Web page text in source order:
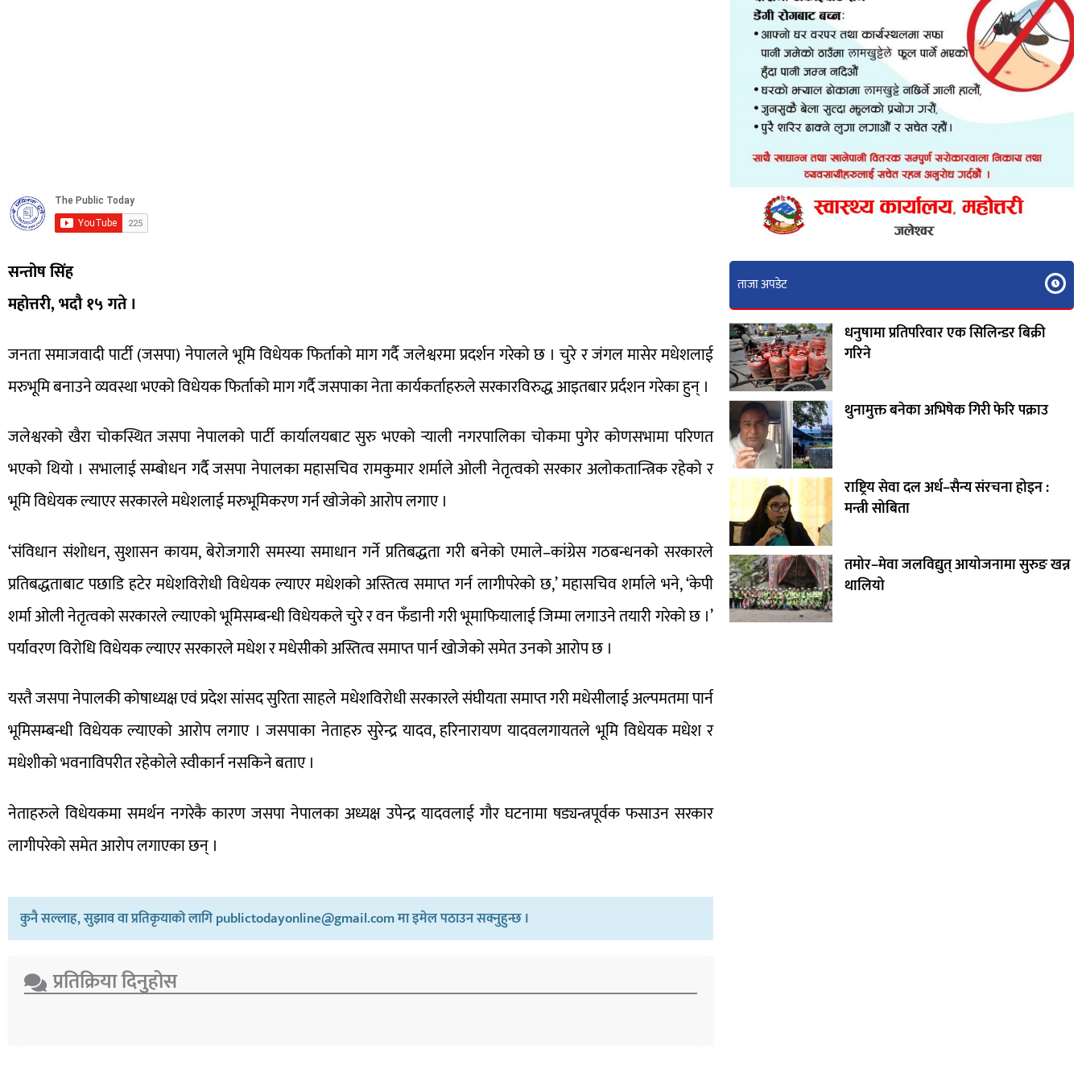
सन्तोष सिंह
महोत्तरी, भदौ १५ गते ।
जनता समाजवादी पार्टी (जसपा) नेपालले भूमि विधेयक फिर्ताको माग गर्दै जलेश्वरमा प्रदर्शन गरेको छ । चुरे र जंगल मासेर मधेशलाई
मरुभूमि बनाउने व्यवस्था भएको विधेयक फिर्ताको माग गर्दै जसपाका नेता कार्यकर्ताहरुले सरकारविरुद्ध आइतबार प्रर्दशन गरेका हुन् ।
जलेश्वरको खैरा चोकस्थित जसपा नेपालको पार्टी कार्यालयबाट सुरु भएको र्‍याली नगरपालिका चोकमा पुगेर कोणसभामा परिणत
भएको थियो । सभालाई सम्बोधन गर्दै जसपा नेपालका महासचिव रामकुमार शर्माले ओली नेतृत्वको सरकार अलोकतान्त्रिक रहेको र
भूमि विधेयक ल्याएर सरकारले मधेशलाई मरुभूमिकरण गर्न खोजेको आरोप लगाए ।
‘संविधान संशोधन, सुशासन कायम, बेरोजगारी समस्या समाधान गर्ने प्रतिबद्धता गरी बनेको एमाले–कांग्रेस गठबन्धनको सरकारले
प्रतिबद्धताबाट पछाडि हटेर मधेशविरोधी विधेयक ल्याएर मधेशको अस्तित्व समाप्त गर्न लागीपरेको छ,’ महासचिव शर्माले भने, ‘केपी
शर्मा ओली नेतृत्वको सरकारले ल्याएको भूमिसम्बन्धी विधेयकले चुरे र वन फँडानी गरी भूमाफियालाई जिम्मा लगाउने तयारी गरेको छ ।’
पर्यावरण विरोधि विधेयक ल्याएर सरकारले मधेश र मधेसीको अस्तित्व समाप्त पार्न खोजेको समेत उनको आरोप छ ।
यस्तै जसपा नेपालकी कोषाध्यक्ष एवं प्रदेश सांसद सुरिता साहले मधेशविरोधी सरकारले संघीयता समाप्त गरी मधेसीलाई अल्पमतमा पार्न
भूमिसम्बन्धी विधेयक ल्याएको आरोप लगाए । जसपाका नेताहरु सुरेन्द्र यादव, हरिनारायण यादवलगायतले भूमि विधेयक मधेश र
मधेशीको भवनाविपरीत रहेकोले स्वीकार्न नसकिने बताए ।
नेताहरुले विधेयकमा समर्थन नगरेकै कारण जसपा नेपालका अध्यक्ष उपेन्द्र यादवलाई गौर घटनामा षड्यन्त्रपूर्वक फसाउन सरकार
लागीपरेको समेत आरोप लगाएका छन् ।
कुनै सल्लाह, सुझाव वा प्रतिकृयाको लागि publictodayonline@gmail.com मा इमेल पठाउन सक्नुहुन्छ ।
प्रतिक्रिया दिनुहोस​
ताजा अपडेट
धनुषामा प्रतिपरिवार एक सिलिन्डर बिक्री
गरिने
थुनामुक्त बनेका अभिषेक गिरी फेरि पक्राउ
राष्ट्रिय सेवा दल अर्ध–सैन्य संरचना होइन :
मन्त्री सोबिता
तमोर–मेवा जलविद्युत् आयोजनामा सुरुङ खन्न
थालियो